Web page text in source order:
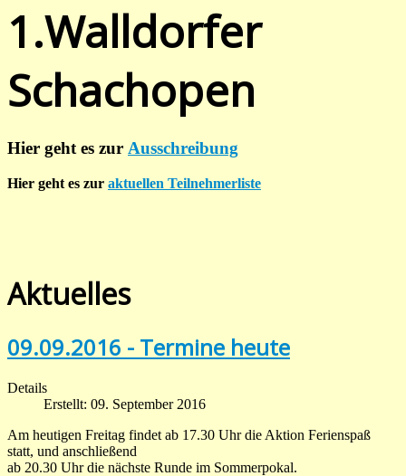
1.Walldorfer
Schachopen
Hier geht es zur Ausschreibung
Hier geht es zur aktuellen Teilnehmerliste
Aktuelles
09.09.2016 - Termine heute
Details
Erstellt: 09. September 2016
Am heutigen Freitag findet ab 17.30 Uhr die Aktion Ferienspaß
statt, und anschließend
ab 20.30 Uhr die nächste Runde im Sommerpokal.